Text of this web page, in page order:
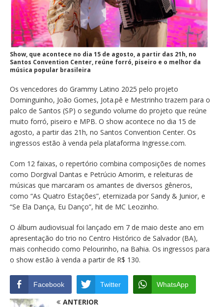
Show, que acontece no dia 15 de agosto, a partir das 21h, no
Santos Convention Center, reúne forró, piseiro e o melhor da
música popular brasileira
Os vencedores do Grammy Latino 2025 pelo projeto
Dominguinho, João Gomes, Jota.pê e Mestrinho trazem para o
palco de Santos (SP) o segundo volume do projeto que reúne
muito forró, piseiro e MPB. O show acontece no dia 15 de
agosto, a partir das 21h, no Santos Convention Center. Os
ingressos estão à venda pela plataforma Ingresse.com.
Com 12 faixas, o repertório combina composições de nomes
como Dorgival Dantas e Petrúcio Amorim, e releituras de
músicas que marcaram os amantes de diversos gêneros,
como “As Quatro Estações”, eternizada por Sandy & Junior, e
“Se Ela Dança, Eu Danço”, hit de MC Leozinho.
O álbum audiovisual foi lançado em 7 de maio deste ano em
apresentação do trio no Centro Histórico de Salvador (BA),
mais conhecido como Pelourinho, na Bahia. Os ingressos para
o show estão à venda a partir de R$ 130.
Facebook Twitter WhatsApp
ANTERIOR